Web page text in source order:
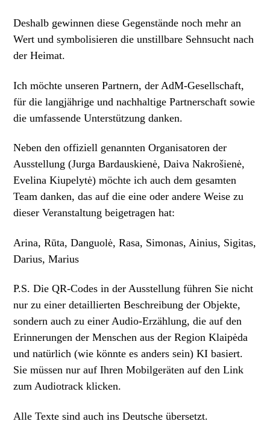
Deshalb gewinnen diese Gegenstände noch mehr an
Wert und symbolisieren die unstillbare Sehnsucht nach
der Heimat.
Ich möchte unseren Partnern, der AdM-Gesellschaft,
für die langjährige und nachhaltige Partnerschaft sowie
die umfassende Unterstützung danken.
Neben den offiziell genannten Organisatoren der
Ausstellung (Jurga Bardauskienė, Daiva Nakrošienė,
Evelina Kiupelytė) möchte ich auch dem gesamten
Team danken, das auf die eine oder andere Weise zu
dieser Veranstaltung beigetragen hat:
Arina, Rūta, Danguolė, Rasa, Simonas, Ainius, Sigitas,
Darius, Marius
P.S. Die QR-Codes in der Ausstellung führen Sie nicht
nur zu einer detaillierten Beschreibung der Objekte,
sondern auch zu einer Audio-Erzählung, die auf den
Erinnerungen der Menschen aus der Region Klaipėda
und natürlich (wie könnte es anders sein) KI basiert.
Sie müssen nur auf Ihren Mobilgeräten auf den Link
zum Audiotrack klicken.
Alle Texte sind auch ins Deutsche übersetzt.